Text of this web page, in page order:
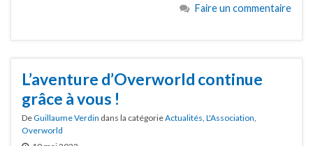
Faire un commentaire
L’aventure d’Overworld continue
grâce à vous !
DeGuillaume Verdin dans la catégorieActualités, L'Association,
Overworld